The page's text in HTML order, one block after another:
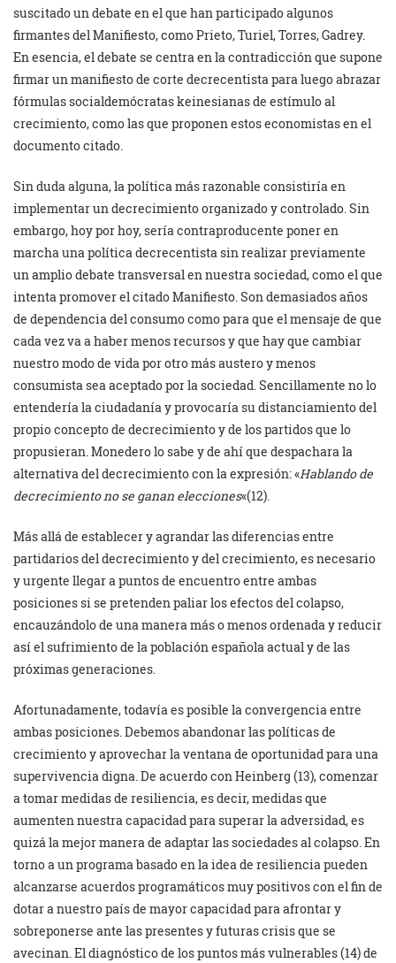
suscitado un debate en el que han participado algunos
firmantes del Manifiesto, como Prieto, Turiel, Torres, Gadrey.
En esencia, el debate se centra en la contradicción que supone
firmar un manifiesto de corte decrecentista para luego abrazar
fórmulas socialdemócratas keinesianas de estímulo al
crecimiento, como las que proponen estos economistas en el
documento citado.
Sin duda alguna, la política más razonable consistiría en
implementar un decrecimiento organizado y controlado. Sin
embargo, hoy por hoy, sería contraproducente poner en
marcha una política decrecentista sin realizar previamente
un amplio debate transversal en nuestra sociedad, como el que
intenta promover el citado Manifiesto. Son demasiados años
de dependencia del consumo como para que el mensaje de que
cada vez va a haber menos recursos y que hay que cambiar
nuestro modo de vida por otro más austero y menos
consumista sea aceptado por la sociedad. Sencillamente no lo
entendería la ciudadanía y provocaría su distanciamiento del
propio concepto de decrecimiento y de los partidos que lo
propusieran. Monedero lo sabe y de ahí que despachara la
alternativa del decrecimiento con la expresión: «Hablando de
decrecimiento no se ganan elecciones«(12).
Más allá de establecer y agrandar las diferencias entre
partidarios del decrecimiento y del crecimiento, es necesario
y urgente llegar a puntos de encuentro entre ambas
posiciones si se pretenden paliar los efectos del colapso,
encauzándolo de una manera más o menos ordenada y reducir
así el sufrimiento de la población española actual y de las
próximas generaciones.
Afortunadamente, todavía es posible la convergencia entre
ambas posiciones. Debemos abandonar las políticas de
crecimiento y aprovechar la ventana de oportunidad para una
supervivencia digna. De acuerdo con Heinberg (13), comenzar
a tomar medidas de resiliencia, es decir, medidas que
aumenten nuestra capacidad para superar la adversidad, es
quizá la mejor manera de adaptar las sociedades al colapso. En
torno a un programa basado en la idea de resiliencia pueden
alcanzarse acuerdos programáticos muy positivos con el fin de
dotar a nuestro país de mayor capacidad para afrontar y
sobreponerse ante las presentes y futuras crisis que se
avecinan. El diagnóstico de los puntos más vulnerables (14) de